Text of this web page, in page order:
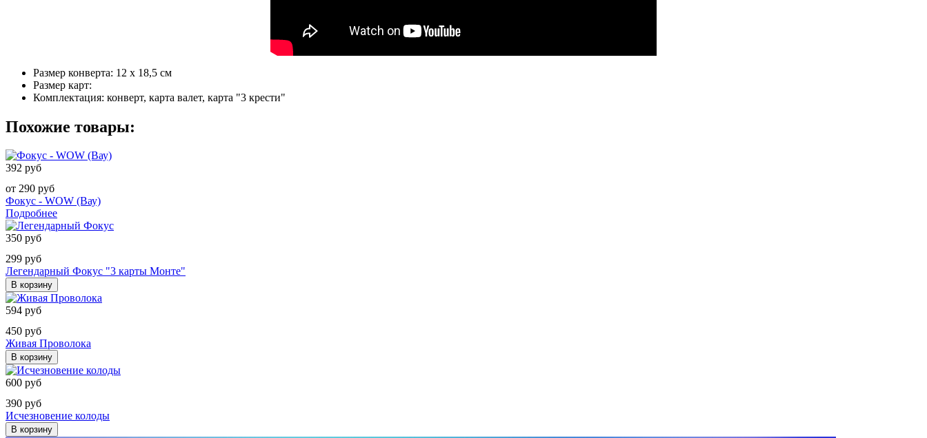
Размер конверта: 12 х 18,5 см
Размер карт:
Комплектация: конверт, карта валет, карта "3 крести"
Похожие товары:
392 руб
от 290 руб
Фокус - WOW (Вау)
Подробнее
350 руб
299 руб
Легендарный Фокус "3 карты Монте"
В корзину
594 руб
450 руб
Живая Проволока
В корзину
600 руб
390 руб
Исчезновение колоды
В корзину